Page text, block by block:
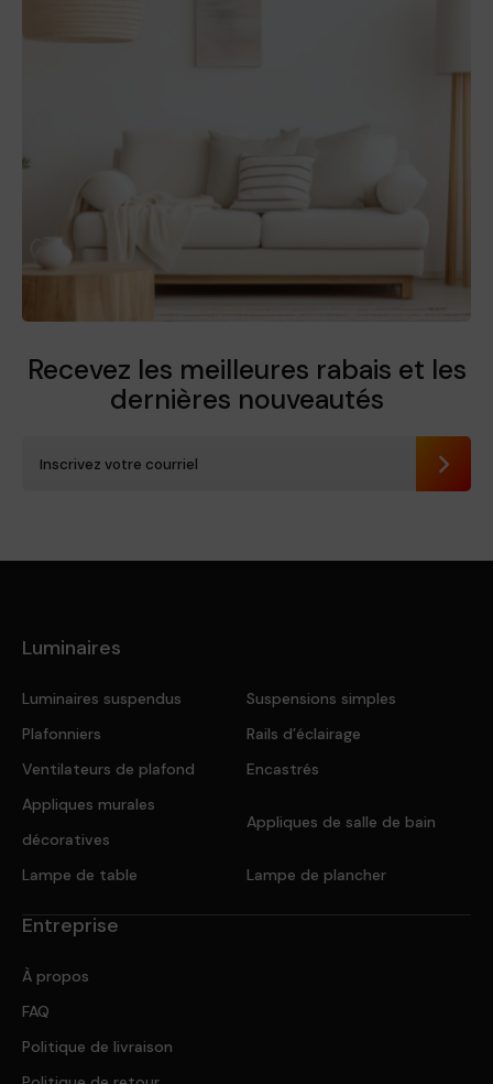
Recevez les meilleures rabais et les
dernières nouveautés
Luminaires
Luminaires suspendus
Suspensions simples
Plafonniers
Rails d’éclairage
Ventilateurs de plafond
Encastrés
Appliques murales
décoratives
Appliques de salle de bain
Lampe de table Lampe de plancher
Entreprise
À propos
FAQ
Politique de livraison